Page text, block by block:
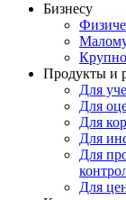
Бизнесу
Продукты и
Для
Для
Для
Для
Для
Для